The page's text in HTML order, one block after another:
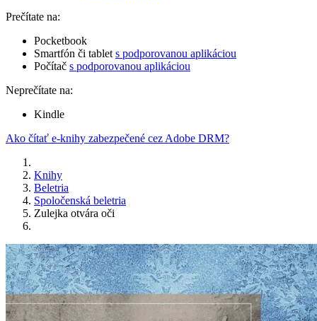
Prečítate na:
Pocketbook
Smartfón či tablet s podporovanou aplikáciou
Počítač s podporovanou aplikáciou
Neprečítate na:
Kindle
Ako čítať e-knihy zabezpečené cez Adobe DRM?
Knihy
Beletria
Spoločenská beletria
Zulejka otvára oči